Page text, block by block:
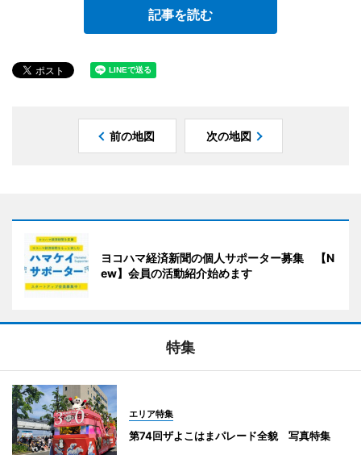
記事を読む
前の地図 次の地図
ヨコハマ経済新聞の個人サポーター募集 【N
ew】会員の活動紹介始めます
特集
エリア特集
第74回ザよこはまパレード全貌 写真特集